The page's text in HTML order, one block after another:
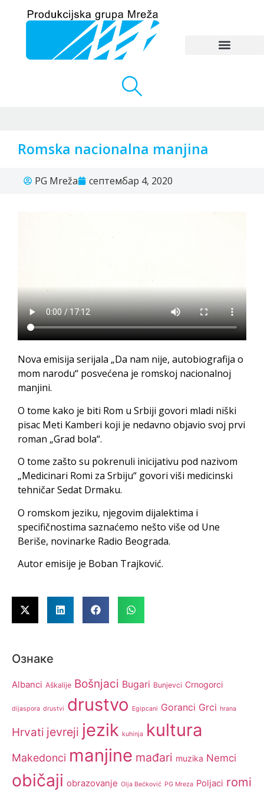
Romska nacionalna manjina
PG Mreža септембар 4, 2020
Nova emisija serijala „Da nam nije, autobiografija o
mom narodu“ posvećena je romskoj nacionalnoj
manjini.
O tome kako je biti Rom u Srbiji govori mladi niški
pisac Meti Kamberi koji je nedavno objavio svoj prvi
roman „Grad bola“.
O tome zašto su pokrenuli inicijativu pod nazivom
„Medicinari Romi za Srbiju“ govori viši medicinski
tehničar Sedat Drmaku.
O romskom jeziku, njegovim dijalektima i
specifičnostima saznaćemo nešto više od Une
Beriše, novinarke Radio Beograda.
Autor emisije je Boban Trajković.
Ознаке
Albanci Aškalije Bošnjaci Bugari Bunjevci Crnogorci
dijaspora drustvi drustvo Egipcani Goranci Grci hrana
Hrvati jevreji jezik kuhinja kultura
Makedonci manjine mađari muzika Nemci
običaji obrazovanje Olja Bećković PG Mreza Poljaci romi